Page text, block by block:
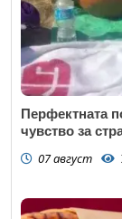
Перфектната
чувство за
07 август